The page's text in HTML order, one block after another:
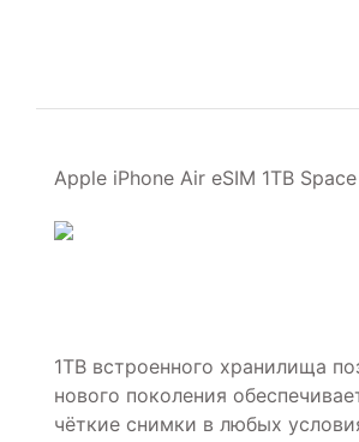
Apple iPhone Air eSIM 1TB
1TB встроенного хранилища
нового поколения
чёткие снимки в любых